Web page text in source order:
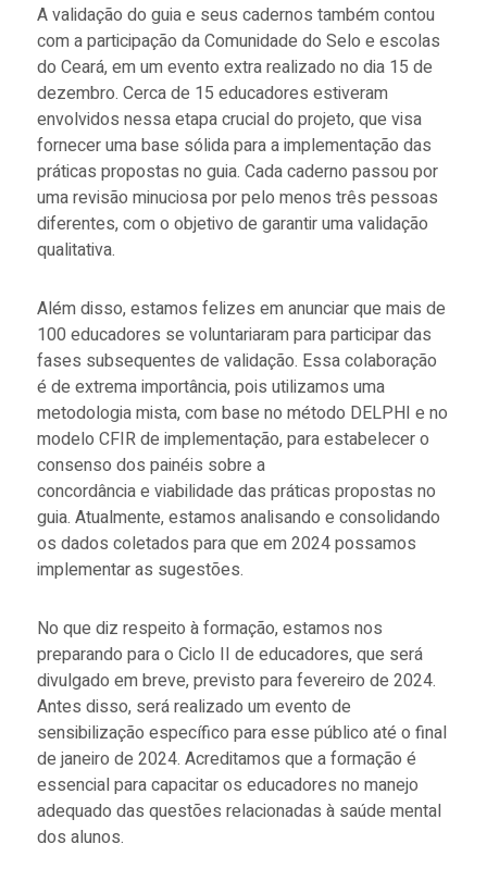
A validação do guia e seus cadernos também contou
com a participação da Comunidade do Selo e escolas
do Ceará, em um evento extra realizado no dia 15 de
dezembro. Cerca de 15 educadores estiveram
envolvidos nessa etapa crucial do projeto, que visa
fornecer uma base sólida para a implementação das
práticas propostas no guia. Cada caderno passou por
uma revisão minuciosa por pelo menos três pessoas
diferentes, com o objetivo de garantir uma validação
qualitativa.
Além disso, estamos felizes em anunciar que mais de
100 educadores se voluntariaram para participar das
fases subsequentes de validação. Essa colaboração
é de extrema importância, pois utilizamos uma
metodologia mista, com base no método DELPHI e no
modelo CFIR de implementação, para estabelecer o
consenso dos painéis sobre a
concordância e viabilidade das práticas propostas no
guia. Atualmente, estamos analisando e consolidando
os dados coletados para que em 2024 possamos
implementar as sugestões.
No que diz respeito à formação, estamos nos
preparando para o Ciclo II de educadores, que será
divulgado em breve, previsto para fevereiro de 2024.
Antes disso, será realizado um evento de
sensibilização específico para esse público até o final
de janeiro de 2024. Acreditamos que a formação é
essencial para capacitar os educadores no manejo
adequado das questões relacionadas à saúde mental
dos alunos.